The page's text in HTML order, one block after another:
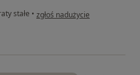
stałe • w opinii użytkownika K
zgłoś nadużycie